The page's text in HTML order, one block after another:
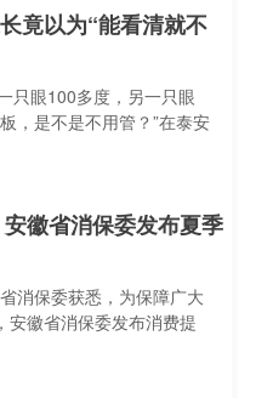
竟以为“能看清就不
只眼100多度，另一只眼
，是不是不用管？”在泰安
徽省消保委发布夏季
消保委获悉，为保障广大
安徽省消保委发布消费提